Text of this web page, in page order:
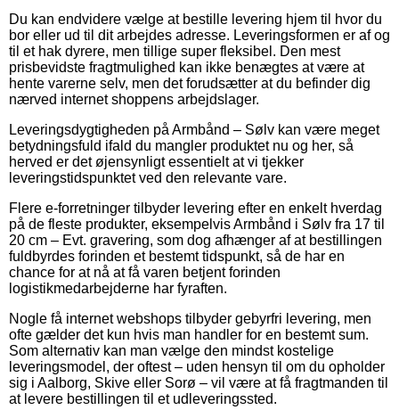
Du kan endvidere vælge at bestille levering hjem til hvor du
bor eller ud til dit arbejdes adresse. Leveringsformen er af og
til et hak dyrere, men tillige super fleksibel. Den mest
prisbevidste fragtmulighed kan ikke benægtes at være at
hente varerne selv, men det forudsætter at du befinder dig
nærved internet shoppens arbejdslager.
Leveringsdygtigheden på Armbånd – Sølv kan være meget
betydningsfuld ifald du mangler produktet nu og her, så
herved er det øjensynligt essentielt at vi tjekker
leveringstidspunktet ved den relevante vare.
Flere e-forretninger tilbyder levering efter en enkelt hverdag
på de fleste produkter, eksempelvis Armbånd i Sølv fra 17 til
20 cm – Evt. gravering, som dog afhænger af at bestillingen
fuldbyrdes forinden et bestemt tidspunkt, så de har en
chance for at nå at få varen betjent forinden
logistikmedarbejderne har fyraften.
Nogle få internet webshops tilbyder gebyrfri levering, men
ofte gælder det kun hvis man handler for en bestemt sum.
Som alternativ kan man vælge den mindst kostelige
leveringsmodel, der oftest – uden hensyn til om du opholder
sig i Aalborg, Skive eller Sorø – vil være at få fragtmanden til
at levere bestillingen til et udleveringssted.